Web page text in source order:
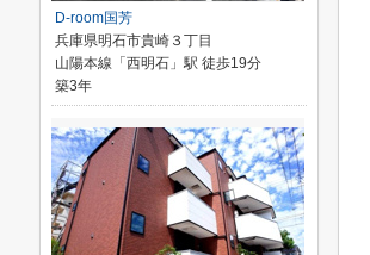
D-room国芳
兵庫県明石市貴崎３丁目
山陽本線「西明石」駅 徒歩19分
築3年